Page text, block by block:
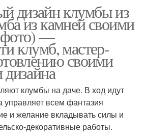
дизайн клумбы из
из камней своими
фото) —
клумб, мастер-
своими
клумбы на даче. В ход идут
всем фантазия
и желание вкладывать силы и
декоративные работы.